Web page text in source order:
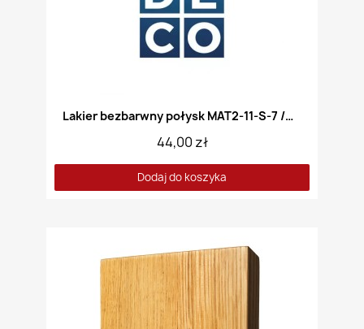
Lakier bezbarwny połysk MAT2-11-S-7 /Akryl/
44,00 zł
Dodaj do koszyka